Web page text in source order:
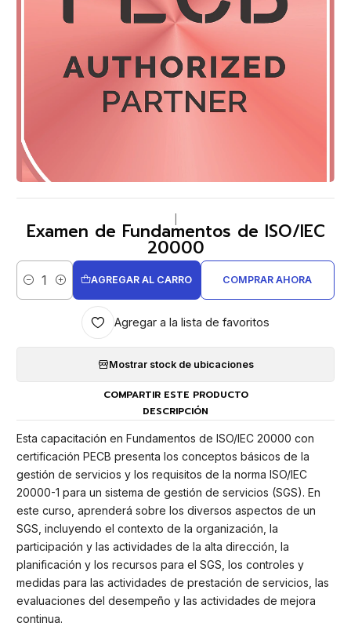
Examen de Fundamentos de ISO/IEC
20000
Cantidad
AGREGAR AL CARRO COMPRAR AHORA
Agregar a la lista de favoritos
Mostrar stock de ubicaciones
COMPARTIR ESTE PRODUCTO
DESCRIPCIÓN
Esta capacitación en Fundamentos de ISO/IEC 20000 con
certificación PECB presenta los conceptos básicos de la
gestión de servicios y los requisitos de la norma ISO/IEC
20000-1 para un sistema de gestión de servicios (SGS). En
este curso, aprenderá sobre los diversos aspectos de un
SGS, incluyendo el contexto de la organización, la
participación y las actividades de la alta dirección, la
planificación y los recursos para el SGS, los controles y
medidas para las actividades de prestación de servicios, las
evaluaciones del desempeño y las actividades de mejora
continua.